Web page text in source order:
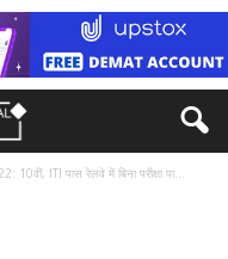
ITI पास रेलवे में बिना परीक्षा पा...